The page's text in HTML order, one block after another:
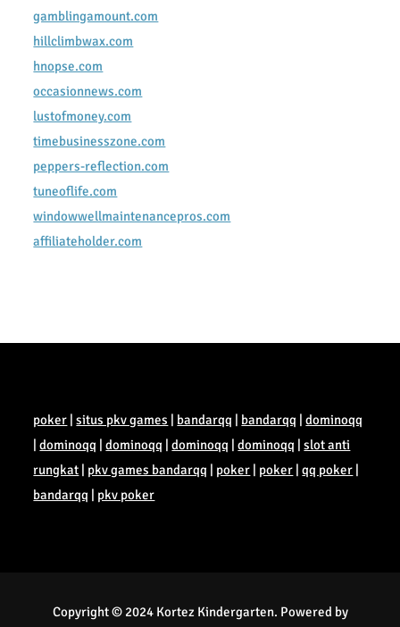
gamblingamount.com
hillclimbwax.com
hnopse.com
occasionnews.com
lustofmoney.com
timebusinesszone.com
peppers-reflection.com
tuneoflife.com
windowwellmaintenancepros.com
affiliateholder.com
poker |situs pkv games | bandarqq | bandarqq |dominoqq
|dominoqq |dominoqq |dominoqq |dominoqq |slot anti
rungkat | pkv games bandarqq | poker | poker |qq poker |
bandarqq | pkv poker
Copyright © 2024 Kortez Kindergarten. Powered by